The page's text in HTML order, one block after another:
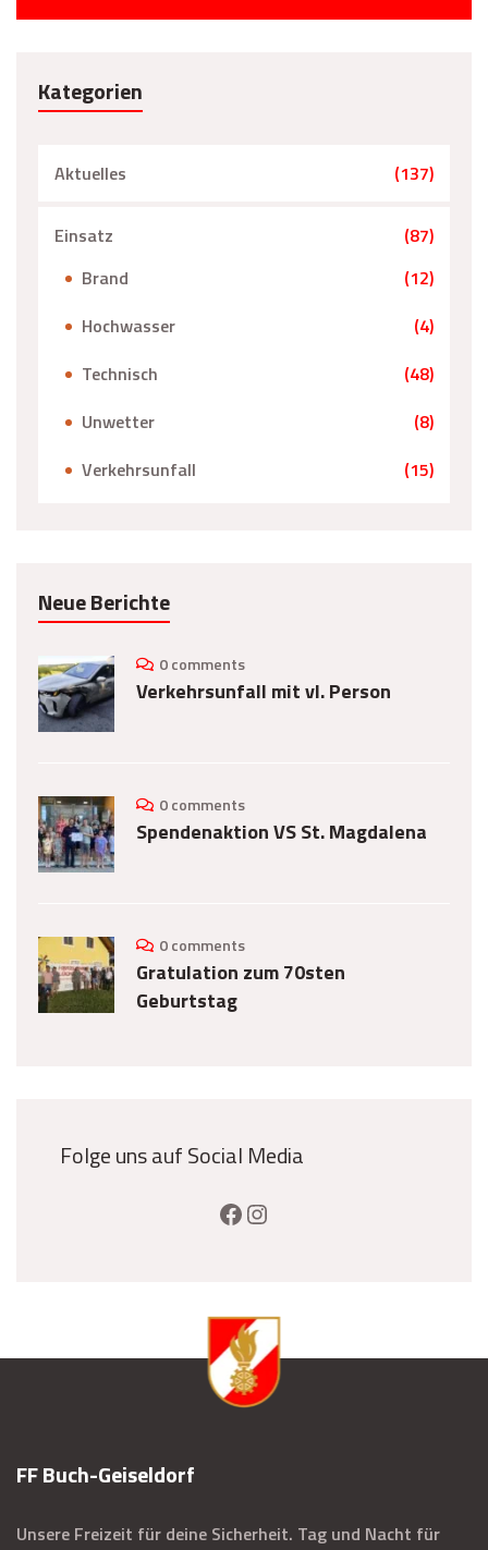
Kategorien
Aktuelles (137)
Einsatz
(87)
Brand
(12)
Hochwasser
(4)
Technisch
(48)
Unwetter
(8)
Verkehrsunfall
(15)
Neue Berichte
0 comments
Verkehrsunfall mit vl. Person
0 comments
Spendenaktion VS St. Magdalena
0 comments
Gratulation zum 70sten
Geburtstag
Folge uns auf Social Media
FF Buch-Geiseldorf
Unsere Freizeit für deine Sicherheit. Tag und Nacht für